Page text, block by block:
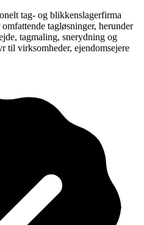
tag- og blikkenslagerfirma
tagløsninger, herunder
tagmaling, snerydning og
til virksomheder, ejendomsejere